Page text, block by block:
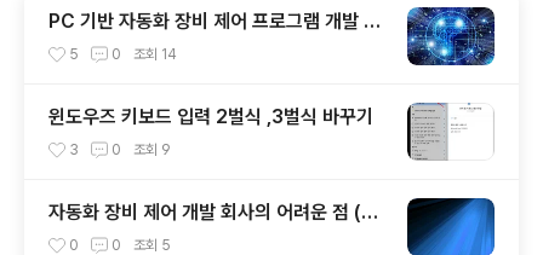
PC 기반 자동화 장비 제어 프로그램 개발 순
서 ( 18단계 )
5 0 조회 14
윈도우즈 키보드 입력 2벌식 ,3벌식 바꾸기
3 0 조회 9
자동화 장비 제어 개발 회사의 어려운 점 (PC
제어)
0 0 조회 5